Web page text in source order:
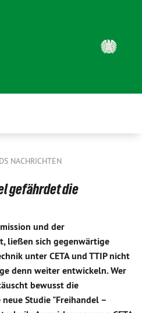
NACHRICHTEN
gefährdet die
und der
ließen sich gegenwärtige
unter CETA und TTIP nicht
denn weiter entwickeln. Wer
bewusst die
Studie "Freihandel –